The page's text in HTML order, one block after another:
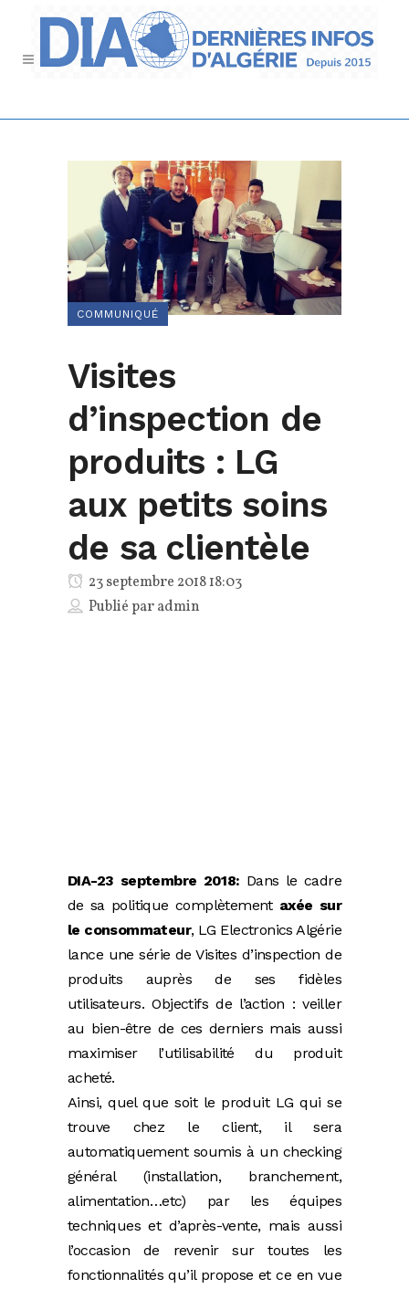
COMMUNIQUÉ
Visites
d’inspection de
produits : LG
aux petits soins
de sa clientèle
23 septembre 2018 18:03
Publié paradmin
DIA-23 septembre 2018: Dans le cadre
de sa politique complètement axée sur
le consommateur, LG Electronics Algérie
lance une série de Visites d’inspection de
produits auprès de ses fidèles
utilisateurs. Objectifs de l’action : veiller
au bien-être de ces derniers mais aussi
maximiser l’utilisabilité du produit
acheté.
Ainsi, quel que soit le produit LG qui se
trouve chez le client, il sera
automatiquement soumis à un checking
général (installation, branchement,
alimentation…etc) par les équipes
techniques et d’après-vente, mais aussi
l’occasion de revenir sur toutes les
fonctionnalités qu’il propose et ce en vue